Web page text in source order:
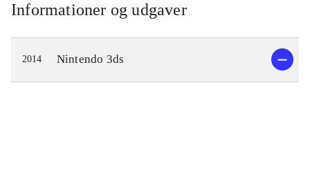
Informationer og udgaver
2014 Nintendo 3ds